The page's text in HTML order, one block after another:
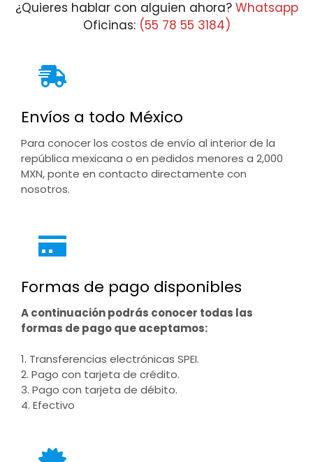
¿Quieres hablar con alguien ahora? Whatsapp
Oficinas: (55 78 55 3184)
Envíos a todo México
Para conocer los costos de envío al interior de la
república mexicana o en pedidos menores a 2,000
MXN, ponte en contacto directamente con
nosotros.
Formas de pago disponibles
A continuación podrás conocer todas las
formas de pago que aceptamos:
1. Transferencias electrónicas SPEI.
2. Pago con tarjeta de crédito.
3. Pago con tarjeta de débito.
4. Efectivo